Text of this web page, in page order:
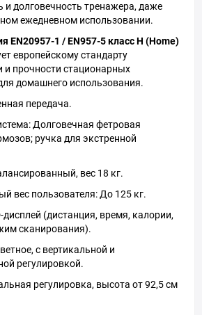
и долговечность тренажера, даже
ежедневном использовании.
EN20957-1 / EN957-5 класс H (Home)
европейскому стандарту
и прочности стационарных
домашнего использования.
передача.
Долговечная фетровая
ручка для экстренной
вес 18 кг.
вес пользователя: До 125 кг.
дисплей (дистанция, время, калории,
сканирования).
с вертикальной и
регулировкой.
регулировка, высота от 92,5 см